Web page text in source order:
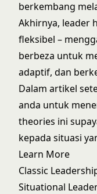
berkembang
Akhirnya, leader
fleksibel –
berbeza untuk
adaptif, dan
Dalam artikel
anda untuk
theories ini
kepada situasi
Learn More
Classic
Situational